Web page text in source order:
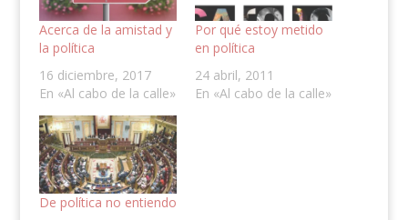
Acerca de la amistad y
la política
16 diciembre, 2017
En «Al cabo de la calle»
Por qué estoy metido
en política
24 abril, 2011
En «Al cabo de la calle»
De política no entiendo